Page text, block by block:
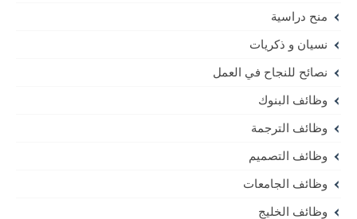
منح دراسية
نسيان و ذكريات
نصائح للنجاح في العمل
وظائف البنوك
وظائف الترجمة
وظائف التصميم
وظائف الجامعات
وظائف الخليج